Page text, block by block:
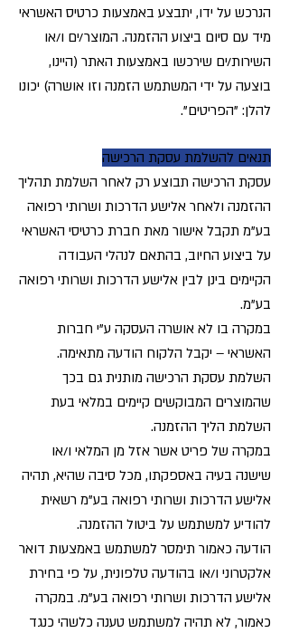
הנרכש על ידו, יתבצע באמצעות כרטיס האשראי
מיד עם סיום ביצוע ההזמנה. המוצר/ים ו/או
השירות/ים שירכשו באמצעות האתר (היינו,
בוצעה על ידי המשתמש הזמנה וזו אושרה) יכונו
להלן: "הפריטים".
תנאים להשלמת עסקת הרכישה
עסקת הרכישה תבוצע רק לאחר השלמת תהליך
ההזמנה ולאחר אלישע הדרכות ושרותי רפואה
בע"מ תקבל אישור מאת חברת כרטיסי האשראי
על ביצוע החיוב, בהתאם לנהלי העבודה
הקיימים בינן לבין אלישע הדרכות ושרותי רפואה
בע"מ.
במקרה בו לא אושרה העסקה ע"י חברות
האשראי – יקבל הלקוח הודעה מתאימה.
השלמת עסקת הרכישה מותנית גם בכך
שהמוצרים המבוקשים קיימים במלאי בעת
השלמת הליך ההזמנה.
במקרה של פריט אשר אזל מן המלאי ו/או
שישנה בעיה באספקתו, מכל סיבה שהיא, תהיה
אלישע הדרכות ושרותי רפואה בע"מ רשאית
להודיע למשתמש על ביטול ההזמנה.
הודעה כאמור תימסר למשתמש באמצעות דואר
אלקטרוני ו/או בהודעה טלפונית, על פי בחירת
אלישע הדרכות ושרותי רפואה בע"מ. במקרה
כאמור, לא תהיה למשתמש טענה כלשהי כנגד